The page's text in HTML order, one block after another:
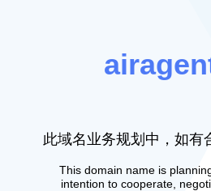
此域名业务规划中，如有
This domain name is
intention to cooperate,